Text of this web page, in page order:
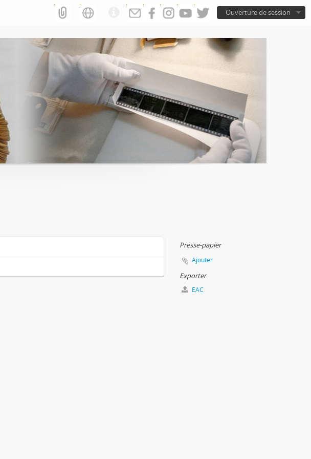
Ouverture de session
Presse-papier
Ajouter
Exporter
EAC